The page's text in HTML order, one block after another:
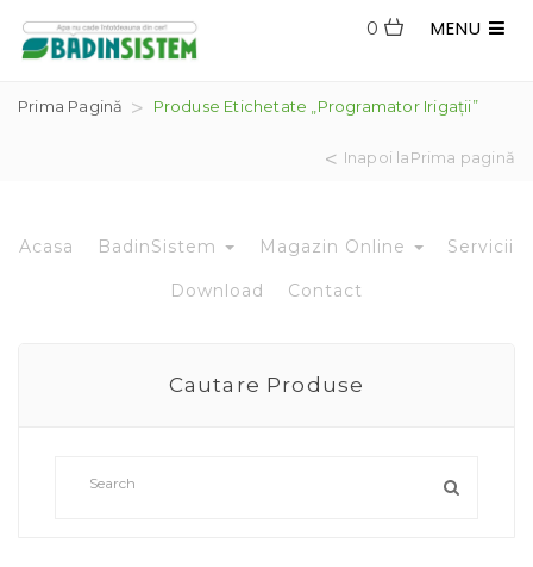
MENU
0
Prima Pagină Produse Etichetate „programator Irigații”
Inapoi laPrima pagină
Acasa BadinSistem Magazin Online Servicii
Download Contact
Cautare Produse